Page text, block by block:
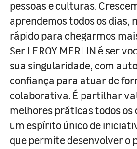
pessoas e culturas.
aprendemos todos os dias,
rápido para chegarmos
Ser LEROY MERLIN é ser
sua singularidade, com
confiança para atuar de
colaborativa. É partilhar
melhores práticas todos os
um espírito único de
que permite desenvolver o